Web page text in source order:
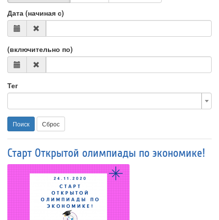
Дата (начиная с)
(включительно по)
Тег
Поиск Сброс
Старт Открытой олимпиады по экономике!